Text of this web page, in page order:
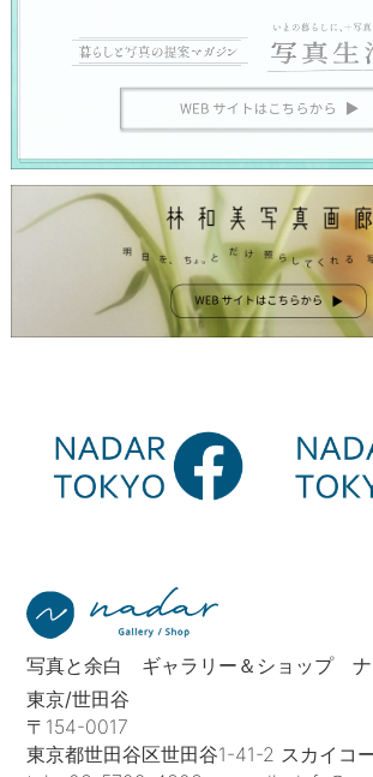
写真と余白 ギャラリー＆ショップ ナ
東京/世田谷
〒154-0017
東京都世田谷区世田谷1-41-2 スカイコ